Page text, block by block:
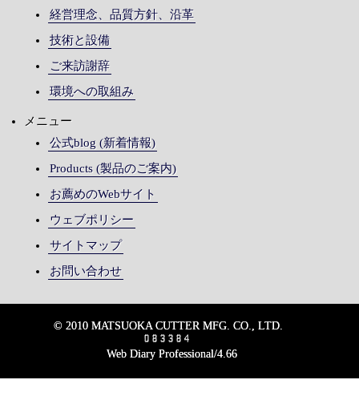
経営理念、品質方針、沿革
技術と設備
ご来訪謝辞
環境への取組み
メニュー
公式blog (新着情報)
Products (製品のご案内)
お薦めのWebサイト
ウェブポリシー
サイトマップ
お問い合わせ
© 2010 MATSUOKA CUTTER MFG. CO., LTD.
Web Diary Professional/4.66